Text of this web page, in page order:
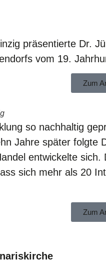
präsentierte Dr.
vom 19.
Zum
so nachhaltig
Jahre später
entwickelte
sich mehr als 20
Zum